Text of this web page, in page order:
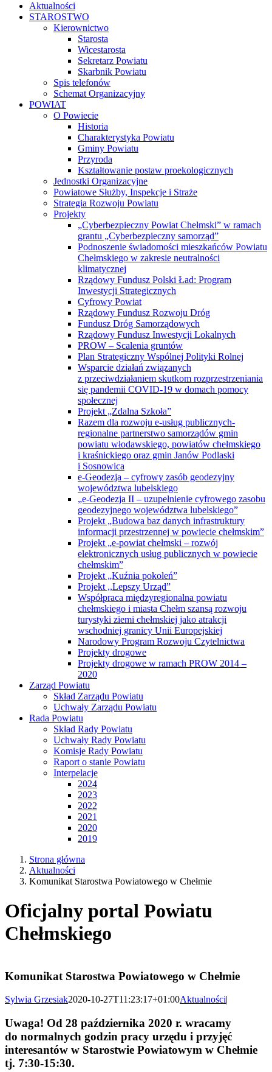
Aktualności
STAROSTWO
Kierownictwo
Starosta
Wicestarosta
Sekretarz Powiatu
Skarbnik Powiatu
Spis telefonów
Schemat Organizacyjny
POWIAT
O Powiecie
Historia
Charakterystyka Powiatu
Gminy Powiatu
Przyroda
Kształtowanie postaw proekologicznych
Jednostki Organizacyjne
Powiatowe Służby, Inspekcje i Straże
Strategia Rozwoju Powiatu
Projekty
„Cyberbezpieczny Powiat Chełmski” w ramach
grantu „Cyberbezpieczny samorząd”
Podnoszenie świadomości mieszkańców Powiatu
Chełmskiego w zakresie neutralności
klimatycznej
Rządowy Fundusz Polski Ład: Program
Inwestycji Strategicznych
Cyfrowy Powiat
Rządowy Fundusz Rozwoju Dróg
Fundusz Dróg Samorządowych
Rządowy Fundusz Inwestycji Lokalnych
PROW – Scalenia gruntów
Plan Strategiczny Wspólnej Polityki Rolnej
Wsparcie działań związanych
z przeciwdziałaniem skutkom rozprzestrzeniania
się pandemii COVID-19 w domach pomocy
społecznej
Projekt „Zdalna Szkoła”
Razem dla rozwoju e-usług publicznych-
regionalne partnerstwo samorządów gmin
powiatu włodawskiego, powiatów chełmskiego
i kraśnickiego oraz gmin Janów Podlaski
i Sosnowica
e-Geodezja – cyfrowy zasób geodezyjny
województwa lubelskiego
„e-Geodezja II – uzupełnienie cyfrowego zasobu
geodezyjnego województwa lubelskiego”
Projekt „Budowa baz danych infrastruktury
informacji przestrzennej w powiecie chełmskim”
Projekt „e-powiat chełmski – rozwój
elektronicznych usług publicznych w powiecie
chełmskim”
Projekt „Kuźnia pokoleń”
Projekt ,,Lepszy Urząd”
Współpraca międzyregionalna powiatu
chełmskiego i miasta Chełm szansą rozwoju
turystyki ziemi chełmskiej jako atrakcji
wschodniej granicy Unii Europejskiej
Narodowy Program Rozwoju Czytelnictwa
Projekty drogowe
Projekty drogowe w ramach PROW 2014 –
2020
Zarząd Powiatu
Skład Zarządu Powiatu
Uchwały Zarządu Powiatu
Rada Powiatu
Skład Rady Powiatu
Uchwały Rady Powiatu
Komisje Rady Powiatu
Raport o stanie Powiatu
Interpelacje
2024
2023
2022
2021
2020
2019
Strona główna
Aktualności
Komunikat Starostwa Powiatowego w Chełmie
Oficjalny portal Powiatu
Chełmskiego
Komunikat Starostwa Powiatowego w Chełmie
Sylwia Grzesiak2020-10-27T11:23:17+01:00Aktualności|
Uwaga! Od 28 października 2020 r. wracamy
do normalnych godzin pracy urzędu i przyjęć
interesantów w Starostwie Powiatowym w Chełmie
tj. 7:30-15:30.